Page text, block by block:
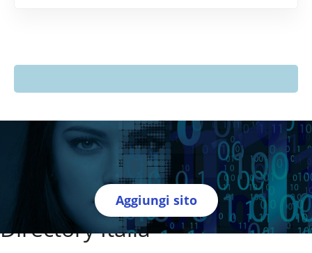
Aggiungi sito
Directory Italia